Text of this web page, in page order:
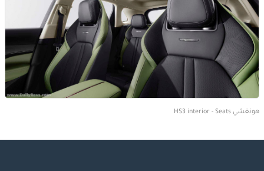
هونغشي HS3 interior - Seats